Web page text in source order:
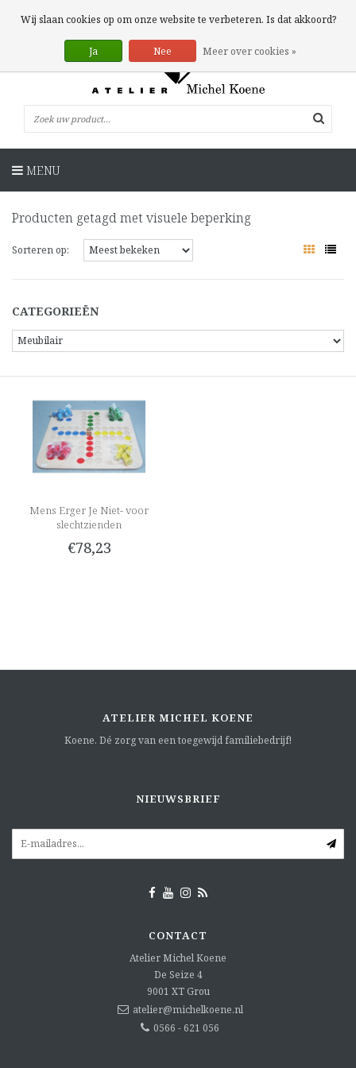
0 Artikelen
MENU
Producten getagd met visuele beperking
Sorteren op:
CATEGORIEËN
Mens Erger Je Niet- voor
slechtzienden
€78,23
ATELIER MICHEL KOENE
Koene. Dé zorg van een toegewijd familiebedrijf!
NIEUWSBRIEF
CONTACT
Atelier Michel Koene
De Seize 4
9001 XT Grou
atelier@michelkoene.nl
0566 - 621 056
Wij slaan cookies op om onze website te verbeteren. Is dat akkoord?
Ja Nee Meer over cookies »